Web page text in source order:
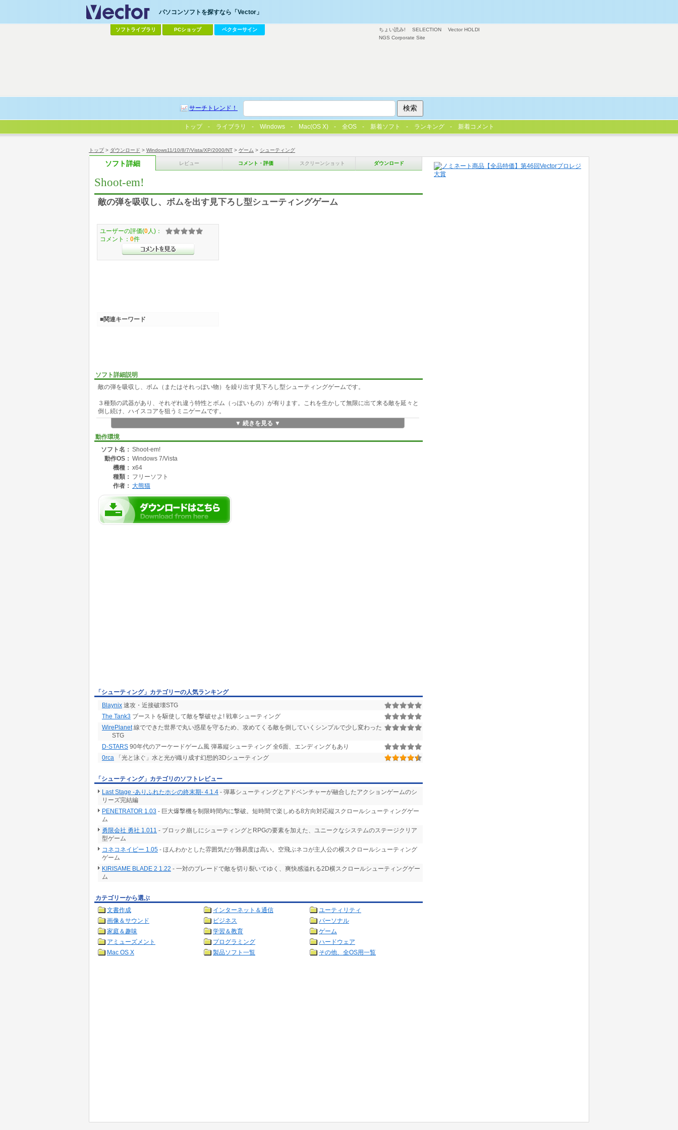
トップ> ダウンロード > Windows11/10/8/7/Vista/XP/2000/NT > ゲーム > シューティング
ソフト詳細 レビュー コメント・評価 スクリーンショット ダウンロード
Shoot-em!
敵の弾を吸収し、ボムを出す見下ろし型シューティングゲーム
ソフト詳細説明
敵の弾を吸収し、ボム（またはそれっぽい物）を繰り出す見下ろし型シューティングゲームです。
３種類の武器があり、それぞれ違う特性とボム（っぽいもの）が有ります。これを生かして無限に出て来る敵を延々と
倒し続け、ハイスコアを狙うミニゲームです。
▼ 続きを見る ▼
動作環境
ソフト名： Shoot-em!
動作OS： Windows 7/Vista
機種： x64
種類： フリーソフト
作者： 大熊猫
ユーザーの評価(0 人)：
コメント： 0件
■関連キーワード
「シューティング」カテゴリーの人気ランキング
Blaynix 速攻・近接破壊STG
The Tank3 ブーストを駆使して敵を撃破せよ! 戦車シューティング
WirePlanet線でできた世界で丸い惑星を守るため、攻めてくる敵を倒していくシンプルで少し変わった
STG
D-STARS 90年代のアーケードゲーム風 弾幕縦シューティング 全6面、エンディングもあり
0rca 「光と泳ぐ」水と光が織り成す幻想的3Dシューティング
「シューティング」カテゴリのソフトレビュー
Last Stage -ありふれたホシの終末期- 4.1.4 - 弾幕シューティングとアドベンチャーが融合したアクションゲームのシ
リーズ完結編
PENETRATOR 1.03 - 巨大爆撃機を制限時間内に撃破。短時間で楽しめる8方向対応縦スクロールシューティングゲー
ム
勇限会社 勇社 1.011 - ブロック崩しにシューティングとRPGの要素を加えた、ユニークなシステムのステージクリア
型ゲーム
コネコネイビー 1.05 - ほんわかとした雰囲気だが難易度は高い。空飛ぶネコが主人公の横スクロールシューティング
ゲーム
KIRISAME BLADE 2 1.22 - 一対のブレードで敵を切り裂いてゆく、爽快感溢れる2D横スクロールシューティングゲー
ム
カテゴリーから選ぶ
文書作成
インターネット＆通信
ユーティリティ
画像＆サウンド
ビジネス
パーソナル
家庭＆趣味
学習＆教育
ゲーム
アミューズメント
プログラミング
ハードウェア
Mac OS X
製品ソフト一覧 その他、全OS用一覧
ちょい読み! SELECTION
Vector HOLDI
NGS Corporate Site
パソコンソフトを探すなら「Vector」
ソフトライブラリ PCショップ ベクターサイン
サーチトレンド！
トップ ライブラリ Windows Mac(OS X) 全OS 新着ソフト ランキング 新着コメント